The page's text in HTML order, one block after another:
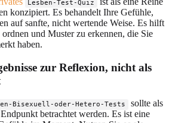
Lesben-Test-Quiz
konzipiert. Es behandelt Ihre Gefühle,
auf sanfte, nicht wertende Weise. Es hilft
und Muster zu erkennen, die Sie
haben.
zur Reflexion, nicht als
Bisexuell-oder-Hetero-Tests
sollte als
betrachtet werden. Es ist eine